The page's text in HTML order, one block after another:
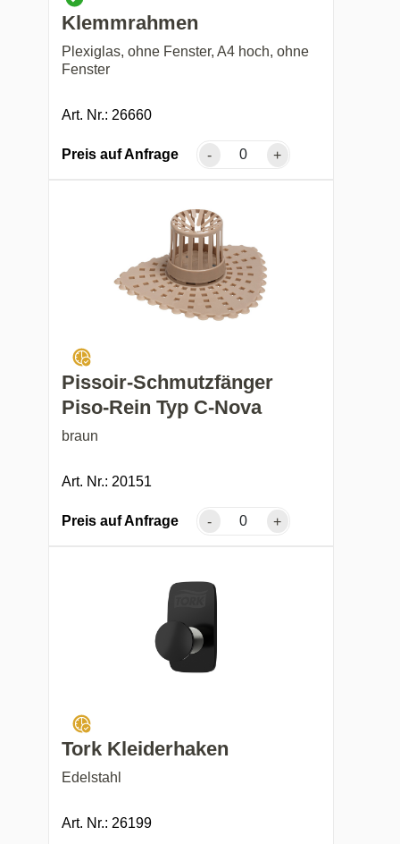
Klemmrahmen
Plexiglas, ohne Fenster, A4 hoch, ohne
Fenster
Art. Nr.: 26660
Preis auf Anfrage - +
Pissoir-Schmutzfänger
Piso-Rein Typ C-Nova
braun
Art. Nr.: 20151
Preis auf Anfrage - +
Tork Kleiderhaken
Edelstahl
Art. Nr.: 26199